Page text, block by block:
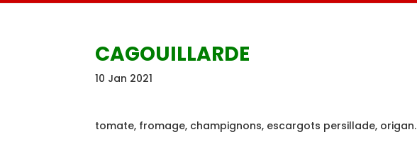
CAGOUILLARDE
10 Jan 2021
tomate, fromage, champignons, escargots persillade, origan.